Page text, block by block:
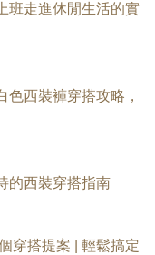
班走進休閒生活的實
西裝褲穿搭攻略，
的西裝穿搭指南
穿搭提案 | 輕鬆搞定